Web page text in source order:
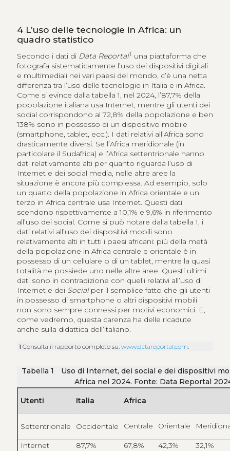
4 L’uso delle tecnologie in Africa: un
quadro statistico
Secondo i dati di Data Reportal1 una piattaforma che
fotografa sistematicamente l’uso dei dispositivi digitali
e multimediali nei vari paesi del mondo, c’è una netta
differenza tra l’uso delle tecnologie in Italia e in Africa.
Come si evince dalla tabella 1, nel 2024, l’87,7% della
popolazione italiana usa Internet, mentre gli utenti dei
social corrispondono al 72,8% della popolazione e ben
138% sono in possesso di un dispositivo mobile
(smartphone, tablet, ecc.). I dati relativi all’Africa sono
drasticamente diversi. Se l’Africa meridionale (in
particolare il Sudafrica) e l’Africa settentrionale hanno
dati relativamente alti per quanto riguarda l’uso di
Internet e dei social media, nelle altre aree la
situazione è ancora più complessa. Ad esempio, solo
un quarto della popolazione in Africa orientale e un
terzo in Africa centrale usa Internet. Questi dati
scendono rispettivamente a 10,1% e 9,6% in riferimento
all’uso dei social. Come si può notare dalla tabella 1, i
dati relativi all’uso dei dispositivi mobili sono
relativamente alti in tutti i paesi africani: più della metà
della popolazione in Africa centrale e orientale è in
possesso di un cellulare o di un tablet, mentre la quasi
totalità ne possiede uno nelle altre aree. Questi ultimi
dati sono in contradizione con quelli relativi all’uso di
Internet e dei Socialper il semplice fatto che gli utenti
in possesso di smartphone o altri dispositivi mobili
non sono sempre connessi per motivi economici. E,
come vedremo, questa carenza ha delle ricadute
anche sulla didattica dell’italiano.
1Consulta il rapporto completo su:www.datareportal.com.
Tabella 1
Uso di Internet, dei social e dei dispositivi
Africa nel 2024. Fonte: Data Reportal
Utenti Italia Africa
Settentrionale Occidentale Centrale Orientale
Internet 87,7% 67,8% 42,3%
32,1%